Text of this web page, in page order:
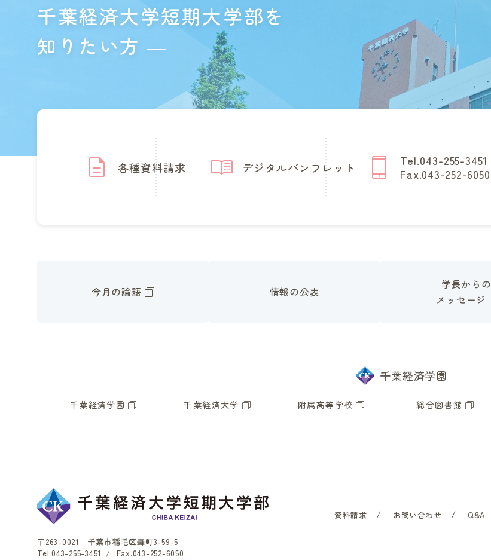
千葉経済大学短期大学部を
知りたい方
各種資料請求 デジタルパンフレット
Tel.043-255-3451
Fax.043-252-6050
今月の論語 情報の公表
学長からの
メッセージ
千葉経済学園
千葉経済学園 千葉経済大学 附属高等学校 総合図書館
〒263-0021 千葉市稲毛区轟町3-59-5
Tel.043-255-3451 / Fax.043-252-6050
資料請求 お問い合わせ Q&A